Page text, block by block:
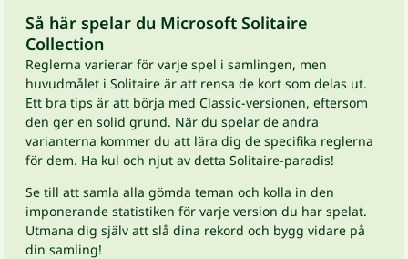
Så här spelar du Microsoft Solitaire
Collection
Reglerna varierar för varje spel i samlingen, men
huvudmålet i Solitaire är att rensa de kort som delas ut.
Ett bra tips är att börja med Classic-versionen, eftersom
den ger en solid grund. När du spelar de andra
varianterna kommer du att lära dig de specifika reglerna
för dem. Ha kul och njut av detta Solitaire-paradis!
Se till att samla alla gömda teman och kolla in den
imponerande statistiken för varje version du har spelat.
Utmana dig själv att slå dina rekord och bygg vidare på
din samling!